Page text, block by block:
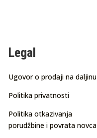
Legal
Ugovor o prodaji na daljinu
Politika privatnosti
Politika otkazivanja
porudžbine i povrata novca